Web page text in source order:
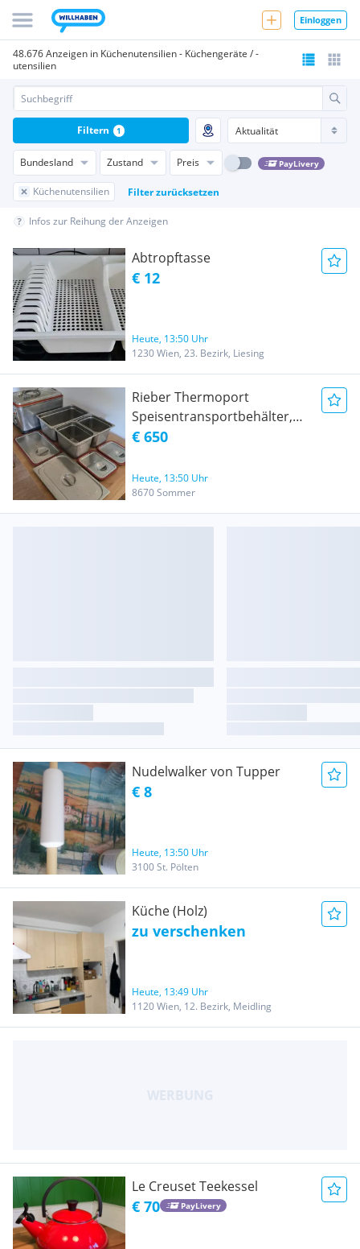
Einloggen
48.676 Anzeigen in Küchenutensilien - Küchengeräte / -
utensilien
Bundesland Zustand Preis PayLivery
Küchenutensilien Filter zurücksetzen
Filtern 1
Infos zur Reihung der Anzeigen
Abtropftasse
€ 12
Heute, 13:50 Uhr
1230 Wien, 23. Bezirk, Liesing
Rieber Thermoport
Speisentransportbehälter,
Modell 105 - Thermobox -
Isolierbox - Warmhalter
Thermobox 105 Liter plus
Zubehör
€ 650
Heute, 13:50 Uhr
8670 Sommer
Nudelwalker von Tupper
€ 8
Heute, 13:50 Uhr
3100 St. Pölten
Küche (Holz)
zu verschenken
Heute, 13:49 Uhr
1120 Wien, 12. Bezirk, Meidling
Le Creuset Teekessel
€ 70 PayLivery